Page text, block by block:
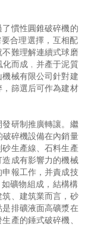
慣性圓錐破碎機的
合理選擇，互相配
難理解連續式球磨
而成﹐并產于泥質
械有限公司針對建
篩選后可作為建材
研制推廣轉讓。繼
碎機設備在內銷量
生產線、石料生產
成有影響力的機械
報工作，并責成技
礦物組成，結構構
、建筑業而言，砂
排礦液面高礦漿在
產的錘式破碎機、